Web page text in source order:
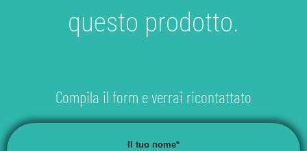
questo prodotto.
Compila il form e verrai ricontattato
Il tuo nome*